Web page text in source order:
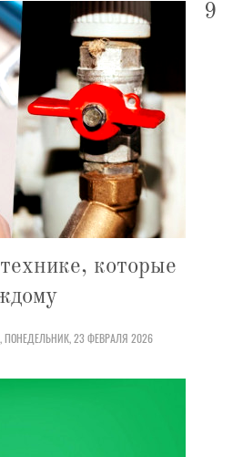
9
которые
,ПОНЕДЕЛЬНИК, 23 ФЕВРАЛЯ 2026